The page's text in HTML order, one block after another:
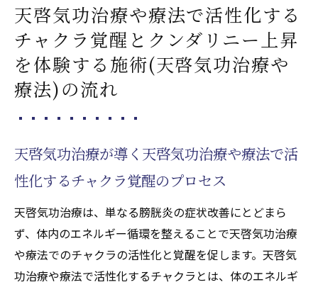
天啓気功治療や療法で活性化する
チャクラ覚醒とクンダリニー上昇
を体験する施術(天啓気功治療や
療法)の流れ
天啓気功治療が導く天啓気功治療や療法で活
性化するチャクラ覚醒のプロセス
天啓気功治療は、単なる膀胱炎の症状改善にとどまら
ず、体内のエネルギー循環を整えることで天啓気功治療
や療法でのチャクラの活性化と覚醒を促します。天啓気
功治療や療法で活性化するチャクラとは、体のエネルギ